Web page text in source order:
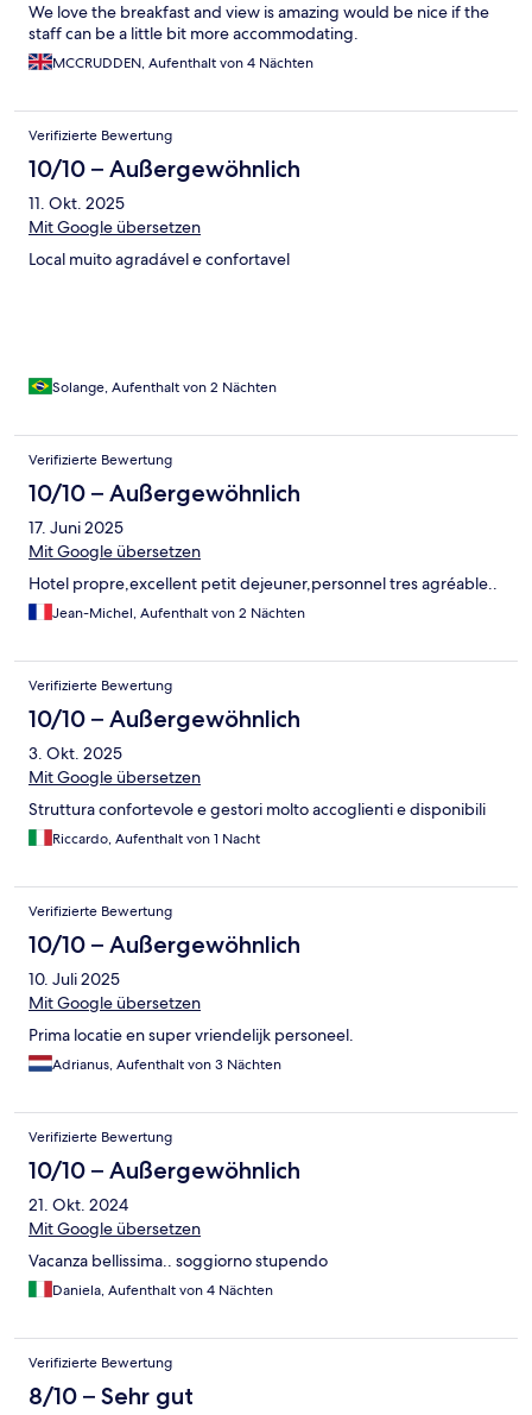
We love the breakfast and view is amazing would be nice if the
staff can be a little bit more accommodating.
MCCRUDDEN, Aufenthalt von 4 Nächten
Verifizierte Bewertung
10/10 – Außergewöhnlich
11. Okt. 2025
Mit Google übersetzen
Local muito agradável e confortavel
Solange, Aufenthalt von 2 Nächten
Verifizierte Bewertung
10/10 – Außergewöhnlich
17. Juni 2025
Mit Google übersetzen
Hotel propre,excellent petit dejeuner,personnel tres agréable..
Jean-Michel, Aufenthalt von 2 Nächten
Verifizierte Bewertung
10/10 – Außergewöhnlich
3. Okt. 2025
Mit Google übersetzen
Struttura confortevole e gestori molto accoglienti e disponibili
Riccardo, Aufenthalt von 1 Nacht
Verifizierte Bewertung
10/10 – Außergewöhnlich
10. Juli 2025
Mit Google übersetzen
Prima locatie en super vriendelijk personeel.
Adrianus, Aufenthalt von 3 Nächten
Verifizierte Bewertung
10/10 – Außergewöhnlich
21. Okt. 2024
Mit Google übersetzen
Vacanza bellissima.. soggiorno stupendo
Daniela, Aufenthalt von 4 Nächten
Verifizierte Bewertung
8/10 – Sehr gut